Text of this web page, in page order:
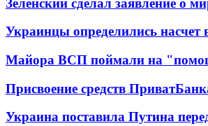
Украинцы определились насчет
Майора ВСП поймали на
Присвоение средств
Украина поставила Путина